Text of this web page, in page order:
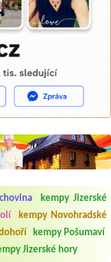
kempy Jizerské
kempy Novohradské
kempy Pošumaví
Jizerské hory
jako takový je pěkný.
i utěrky, což při
je obchod a
velice zklamalo byl
ostatních